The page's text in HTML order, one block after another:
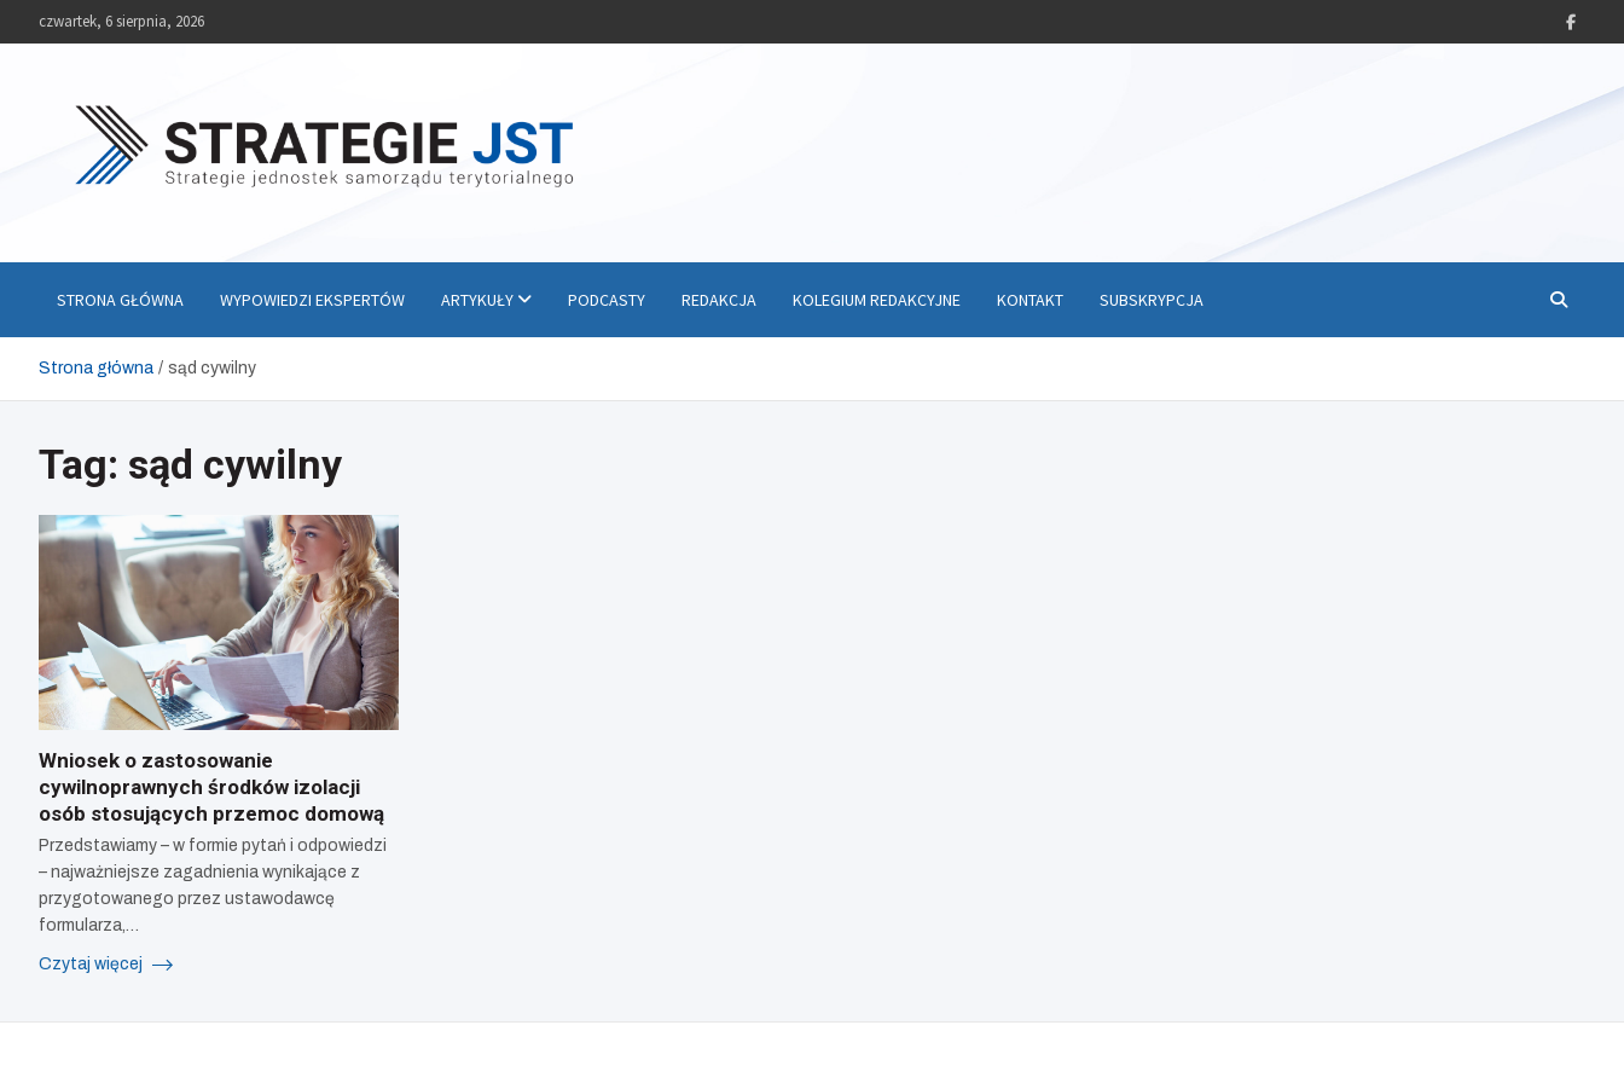
czwartek, 6 sierpnia, 2026
STRONA GŁÓWNA WYPOWIEDZI EKSPERTÓW ARTYKUŁY PODCASTY REDAKCJA KOLEGIUM REDAKCYJNE KONTAKT SUBSKRYPCJA
Strona główna sąd cywilny
Tag: sąd cywilny
Wniosek o zastosowanie
cywilnoprawnych środków izolacji
osób stosujących przemoc domową
Przedstawiamy – w formie pytań i odpowiedzi
– najważniejsze zagadnienia wynikające z
przygotowanego przez ustawodawcę
formularza,…
Czytaj więcej